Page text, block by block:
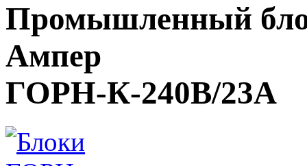
Промышленный
Ампер
ГОРН-К-240В/23А